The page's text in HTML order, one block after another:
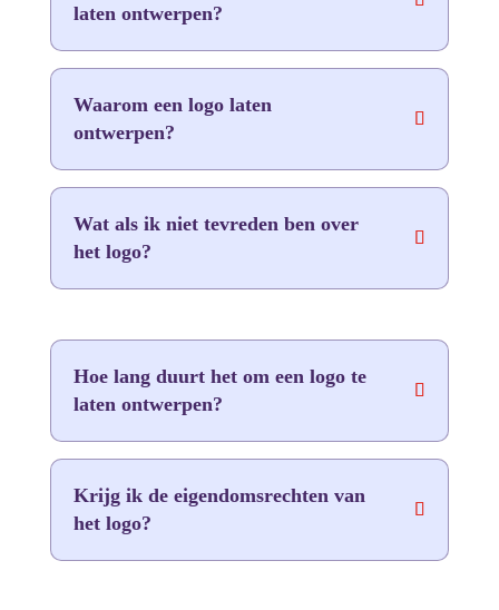
laten ontwerpen?
Waarom een logo laten
ontwerpen?
Wat als ik niet tevreden ben over
het logo?
Hoe lang duurt het om een logo te
laten ontwerpen?
Krijg ik de eigendomsrechten van
het logo?